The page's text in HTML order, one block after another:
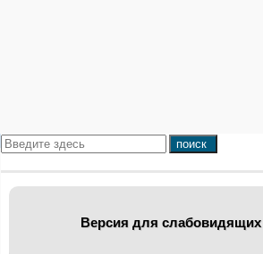
Версия для слабовидящих